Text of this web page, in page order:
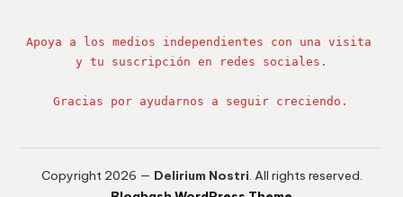
Apoya a los medios independientes con una visita
y tu suscripción en redes sociales.
Gracias por ayudarnos a seguir creciendo.
Copyright 2026 — Delirium Nostri. All rights reserved.